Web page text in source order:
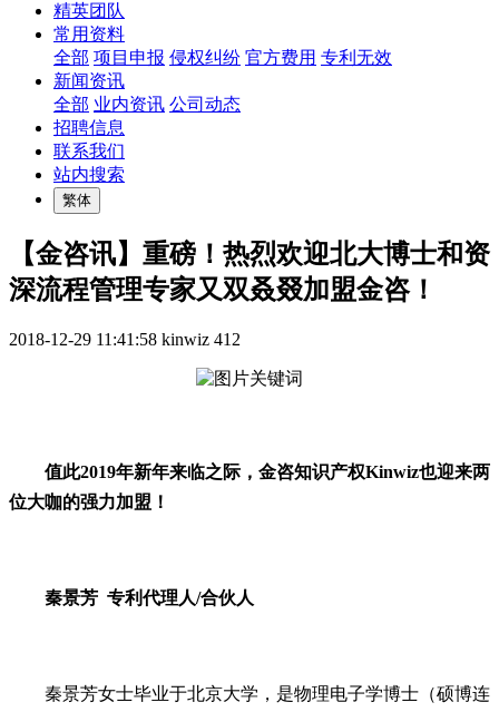
精英团队
常用资料
全部 项目申报 侵权纠纷 官方费用 专利无效
新闻资讯
全部 业内资讯 公司动态
招聘信息
联系我们
站内搜索
繁体
【金咨讯】重磅！热烈欢迎北大博士和资
深流程管理专家又双叒叕加盟金咨！
2018-12-29 11:41:58 kinwiz 412
值此2019年新年来临之际，金咨知识产权Kinwiz也迎来两
位大咖的强力加盟！
秦景芳 专利代理人/合伙人
秦景芳女士毕业于北京大学，是物理电子学博士（硕博连